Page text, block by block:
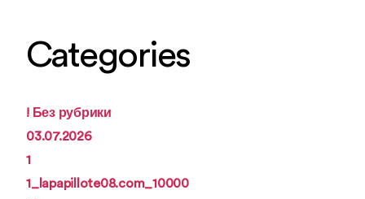
Categories
! Без рубрики
03.07.2026
1
1_lapapillote08.com_10000